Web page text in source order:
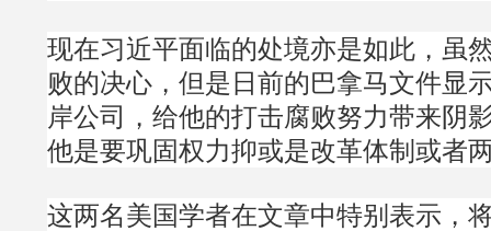
现在习近平面临的处境亦是如此，虽
败的决心，但是日前的巴拿马文件显
岸公司，给他的打击腐败努力带来阴
他是要巩固权力抑或是改革体制或者
这两名美国学者在文章中特别表示，